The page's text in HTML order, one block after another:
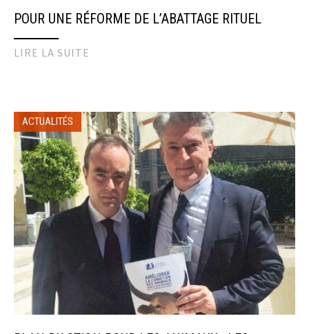
POUR UNE RÉFORME DE L’ABATTAGE RITUEL
LIRE LA SUITE
ACTUALITÉS